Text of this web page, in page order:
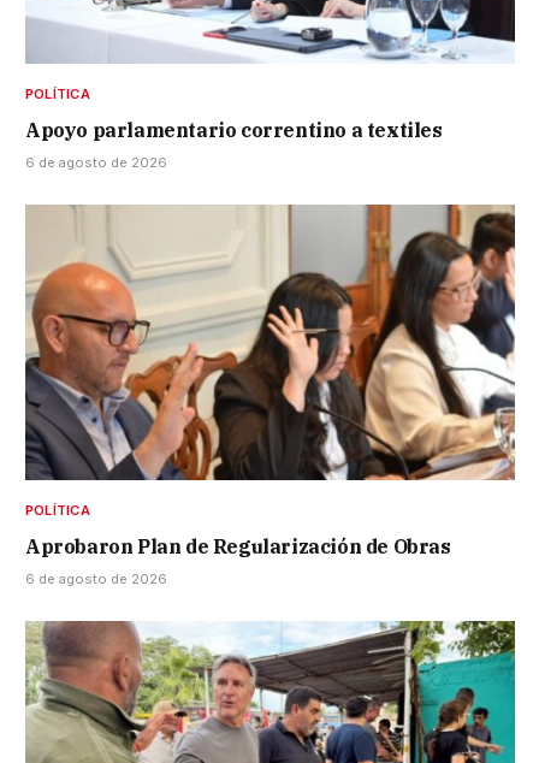
POLÍTICA
Apoyo parlamentario correntino a textiles
6 de agosto de 2026
POLÍTICA
Aprobaron Plan de Regularización de Obras
6 de agosto de 2026